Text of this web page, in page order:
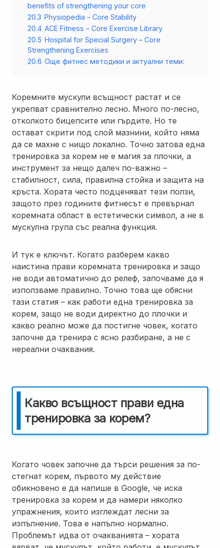
benefits of strengthening your core
20.3 Physiopedia – Core Stability
20.4 ACE Fitness – Core Exercise Library
20.5 Hospital for Special Surgery – Core
Strengthening Exercises
20.6 Още фитнес методики и актуални теми:
Коремните мускули всъщност растат и се
укрепват сравнително лесно. Много по-лесно,
отколкото бицепсите или гърдите. Но те
остават скрити под слой мазнини, който няма
да се махне с нищо локално. Точно затова една
тренировка за корем не е магия за плочки, а
инструмент за нещо далеч по-важно –
стабилност, сила, правилна стойка и защита на
кръста. Хората често подценяват тези ползи,
защото през годините фитнесът е превърнал
коремната област в естетически символ, а не в
мускулна група със реална функция.
И тук е ключът. Когато разберем какво
наистина прави коремната тренировка и защо
не води автоматично до релеф, започваме да я
използваме правилно. Точно това ще обясни
тази статия – как работи една тренировка за
корем, защо не води директно до плочки и
какво реално може да постигне човек, когато
започне да тренира с ясно разбиране, а не с
нереални очаквания.
Какво всъщност прави една
тренировка за корем?
Когато човек започне да търси решения за по-
стегнат корем, първото му действие
обикновено е да напише в Google, че иска
тренировка за корем и да намери няколко
упражнения, които изглеждат лесни за
изпълнение. Това е напълно нормално.
Проблемът идва от очакванията – хората